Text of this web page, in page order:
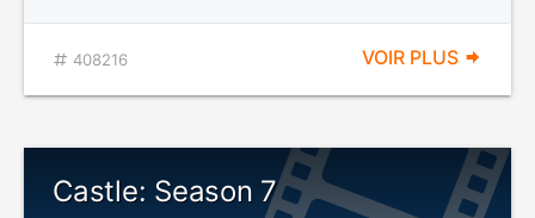
408216 VOIR PLUS
Castle: Season 7